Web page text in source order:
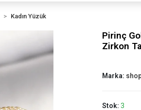
Kadın Yüzük
Pirinç
Zirkon
Marka:
Stok: 3